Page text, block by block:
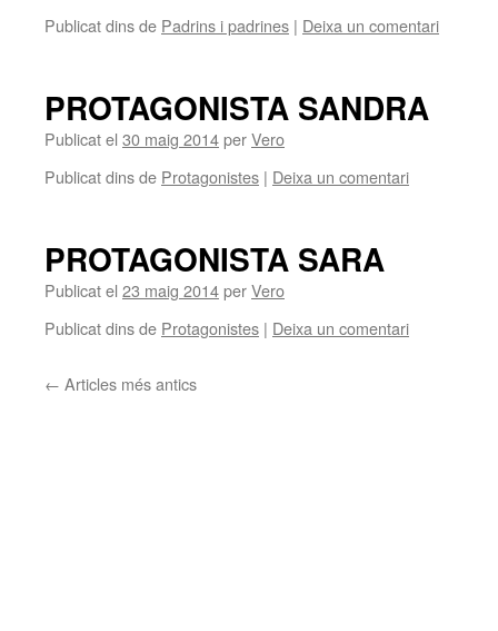
Publicat dins de Padrins i padrines | Deixa un comentari
PROTAGONISTA SANDRA
Publicat el 30 maig 2014perVero
Publicat dins de Protagonistes | Deixa un comentari
PROTAGONISTA SARA
Publicat el 23 maig 2014perVero
Publicat dins de Protagonistes | Deixa un comentari
← Articles més antics